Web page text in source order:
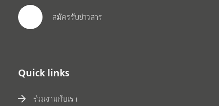
สมัครรับข่าวสาร
Quick links
ร่วมงานกับเรา